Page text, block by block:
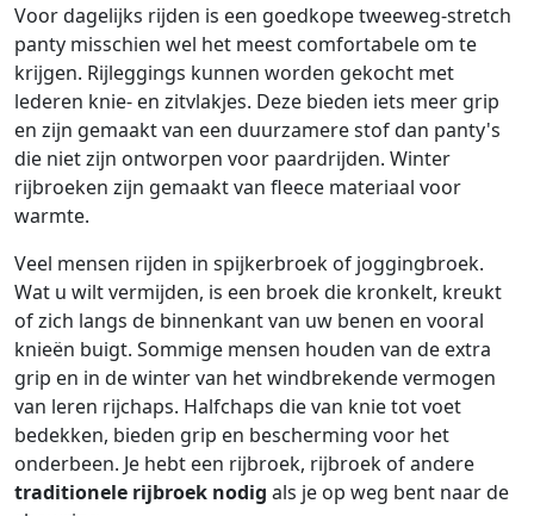
Voor dagelijks rijden is een goedkope tweeweg-stretch
panty misschien wel het meest comfortabele om te
krijgen. Rijleggings kunnen worden gekocht met
lederen knie- en zitvlakjes. Deze bieden iets meer grip
en zijn gemaakt van een duurzamere stof dan panty's
die niet zijn ontworpen voor paardrijden. Winter
rijbroeken zijn gemaakt van fleece materiaal voor
warmte.
Veel mensen rijden in spijkerbroek of joggingbroek.
Wat u wilt vermijden, is een broek die kronkelt, kreukt
of zich langs de binnenkant van uw benen en vooral
knieën buigt. Sommige mensen houden van de extra
grip en in de winter van het windbrekende vermogen
van leren rijchaps. Halfchaps die van knie tot voet
bedekken, bieden grip en bescherming voor het
onderbeen. Je hebt een rijbroek, rijbroek of andere
traditionele rijbroek nodig als je op weg bent naar de